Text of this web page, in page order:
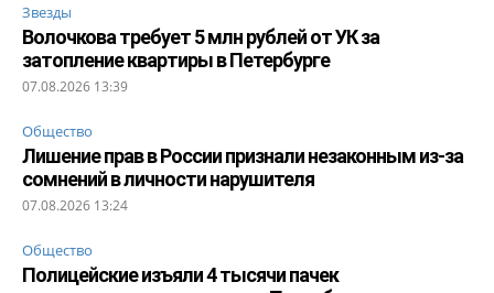
Звезды
Волочкова требует 5 млн рублей от УК за
затопление квартиры в Петербурге
07.08.2026 13:39
Общество
Лишение прав в России признали незаконным из-за
сомнений в личности нарушителя
07.08.2026 13:24
Общество
Полицейские изъяли 4 тысячи пачек